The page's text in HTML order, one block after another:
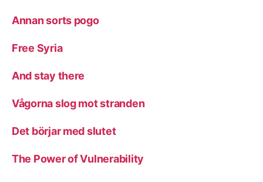
Annan sorts pogo
Free Syria
And stay there
Vågorna slog mot stranden
Det börjar med slutet
The Power of Vulnerability